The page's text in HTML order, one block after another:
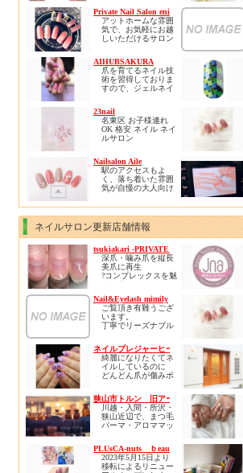
何度でも通いたくな
るようなリゾートサ
ロン、、、
「通えるリゾート」
高技術をご提供いた
します。
待合とネイルスペー
スはハワイ空間、個
はバリ空間に仕上げ
ております。
リニューアルオープ
ンをし、さらに広
く、居心地の良い空
柏の他にはない特別
な空間で是非、日ご
ろのストレス社会か
ら癒されにいらして
スカルプ・ジェルネ
イル・マツエク
ご予約承っておりま
す(^^)/
まずはお気軽にお問
い合わせください
☆♪(^_-)-☆
たくさんのお電話、
心よりおまちしてお
ります( *´艸｀)
Private Nail Salon enishi
アットホームな雰囲
気で、お気軽にお越
しいただけるサロン
着いて施術を受けら
るサロンとなってお
ります。
オープンは6月1日を
ネイリスト歴10年、
有資格者ですので安
心して何でもご相談
ください。
皆様のご来店、心よ
おります。
AIHUBSAKURA
爪を育てるネイル技
術を習得しておりま
すので、ジェルネイ
客様是非1度ご来店く
ださい
23nail
名東区 お子様連れ
OK 格安 ネイル ネイ
ルサロン
※駐車場あり！
ご新規様に限り1000
円オフとなります。
Nailsalon Aile
駅のアクセスもよ
く、落ち着いた雰囲
気が自慢の大人向け
です✨
カラー選びやデザイ
ン、自爪の状態など
丁寧にカウンセリン
グさせていただきま
す😊
角質ケアではお客様
を緩和できるよう細
部までのケアでお客
様に喜ばれているメ
ニューです(*^^*)
きたいです✨
ネイルサロン更新店舗情報
tsukiakari -PRIVATE NAIL-
深爪・噛み爪を縦長
美爪に再生
?コンプレックスを魅
?初回から見た目改善
?ネイルNGでも自爪
風仕上げが可能
?肌も再生力UPして
?実績5万件の【リプ
ロネイル??深爪矯
正】導入
Nail&Eyelash mimily
ご覧頂き有難うござ
います。
丁寧でリーズナブル
を頂いております！
リピーターも多くサ
ロン初心者でも安心
していらしていただ
けるアットホーム雰
ネイルプレジャーヒーリング
綺麗になりたくてネ
イルしているのに
どんどん爪が傷みボ
や、
自分らしさを出した
くてネイルをするの
に
みんなと同じ見本の
からしか選択肢がな
いなど、
大好きなネイルが嫌
狭山市トルン 旧アートメイクキャンディ
川越・入間・所沢・
狭山近辺で、まつ毛
パーマ・アロママッ
健康のサロン、リラ
クゼーショントルン
旧アートメイクキャ
PLUsCA-nuts ｂeauty
2023年5月15日より
移転によるリニュー